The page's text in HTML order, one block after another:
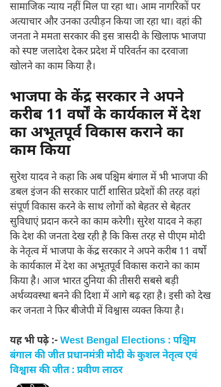
सामाजिक न्याय नहीं मिल पा रहा था। आम नागरिकों पर
अत्याचार और उनका उत्पीड़न किया जा रहा था। वहां की
जनता ने ममता सरकार की इस त्रासदी के खिलाफ भाजपा
को स्पष्ट जलादेश देकर प्रदेश में परिवर्तन का दरवाजा
खोलने का काम किया है।
भाजपा के केंद्र सरकार ने अपने
करीब 11 वर्षों के कार्यकाल में देश
का अभूतपूर्व विकास कराने का
काम किया
सुरेश यादव ने कहा कि अब पश्चिम बंगाल में भी भाजपा की
डबल इंजन की सरकार पार्टी शासित प्रदेशों की तरह वहां
संपूर्ण विकास करने के साथ लोगों को बेहतर से बेहतर
सुविधाएं प्रदान करने का काम करेगी। सुरेश यादव ने कहा
कि देश की जनता देख रही है कि किस तरह से पीएम मोदी
के नेतृत्व में भाजपा के केंद्र सरकार ने अपने करीब 11 वर्षों
के कार्यकाल में देश का अभूतपूर्व विकास कराने का काम
किया है। आज भारत दुनिया की तीसरी सबसे बड़ी
अर्थव्यवस्था बनने की दिशा में आगे बढ़ रहा है। इसी को देख
कर जनता ने फिर बीजेपी में विश्वास व्यक्त किया है।
यह भी पढ़े :-West Bengal Elections : पश्चिम
बंगाल की जीत प्रधानमंत्री मोदी के कुशल नेतृत्व एवं
विश्वास की जीत : प्रवीण लाठर